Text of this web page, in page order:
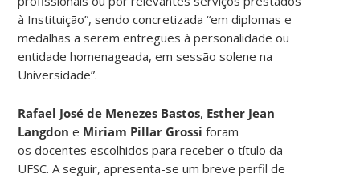
à Instituição”, sendo concretizada “em diplomas e
medalhas a serem entregues à personalidade ou
entidade homenageada, em sessão solene na
Universidade”.
Rafael José de Menezes Bastos, Esther Jean
Langdon e Miriam Pillar Grossi foram
os docentes escolhidos para receber o título da
UFSC. A seguir, apresenta-se um breve perfil de